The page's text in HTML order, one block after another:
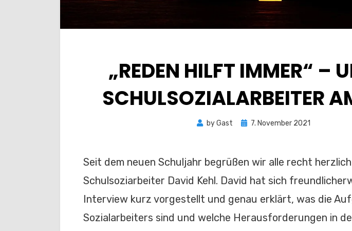
„REDEN HILFT IMMER“ –
SCHULSOZIALARBEITER
byGast
Posted
7. November 2021
Seit dem neuen Schuljahr begrüßen wir alle recht
Schulsoziarbeiter David Kehl. David hat sich
Interview kurz vorgestellt und genau erklärt, was die
Sozialarbeiters sind und welche Herausforderungen in